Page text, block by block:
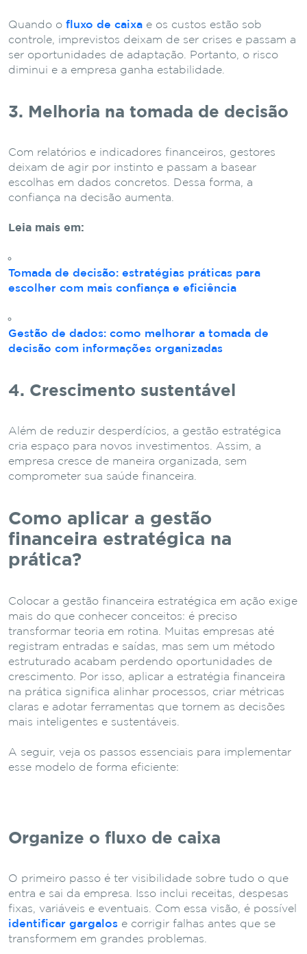
Quando o fluxo de caixa e os custos estão sob
controle, imprevistos deixam de ser crises e passam a
ser oportunidades de adaptação. Portanto, o risco
diminui e a empresa ganha estabilidade.
3. Melhoria na tomada de decisão
Com relatórios e indicadores financeiros, gestores
deixam de agir por instinto e passam a basear
escolhas em dados concretos. Dessa forma, a
confiança na decisão aumenta.
Leia mais em:
Tomada de decisão: estratégias práticas para
escolher com mais confiança e eficiência
Gestão de dados: como melhorar a tomada de
decisão com informações organizadas
4. Crescimento sustentável
Além de reduzir desperdícios, a gestão estratégica
cria espaço para novos investimentos. Assim, a
empresa cresce de maneira organizada, sem
comprometer sua saúde financeira.
Como aplicar a gestão
financeira estratégica na
prática?
Colocar a gestão financeira estratégica em ação exige
mais do que conhecer conceitos: é preciso
transformar teoria em rotina. Muitas empresas até
registram entradas e saídas, mas sem um método
estruturado acabam perdendo oportunidades de
crescimento. Por isso, aplicar a estratégia financeira
na prática significa alinhar processos, criar métricas
claras e adotar ferramentas que tornem as decisões
mais inteligentes e sustentáveis.
A seguir, veja os passos essenciais para implementar
esse modelo de forma eficiente:
Organize o fluxo de caixa
O primeiro passo é ter visibilidade sobre tudo o que
entra e sai da empresa. Isso inclui receitas, despesas
fixas, variáveis e eventuais. Com essa visão, é possível
identificar gargalos e corrigir falhas antes que se
transformem em grandes problemas.